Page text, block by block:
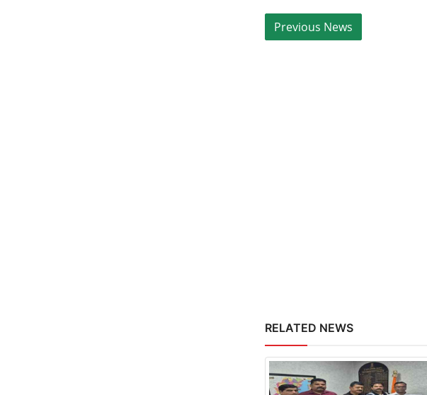
RELATED NEWS